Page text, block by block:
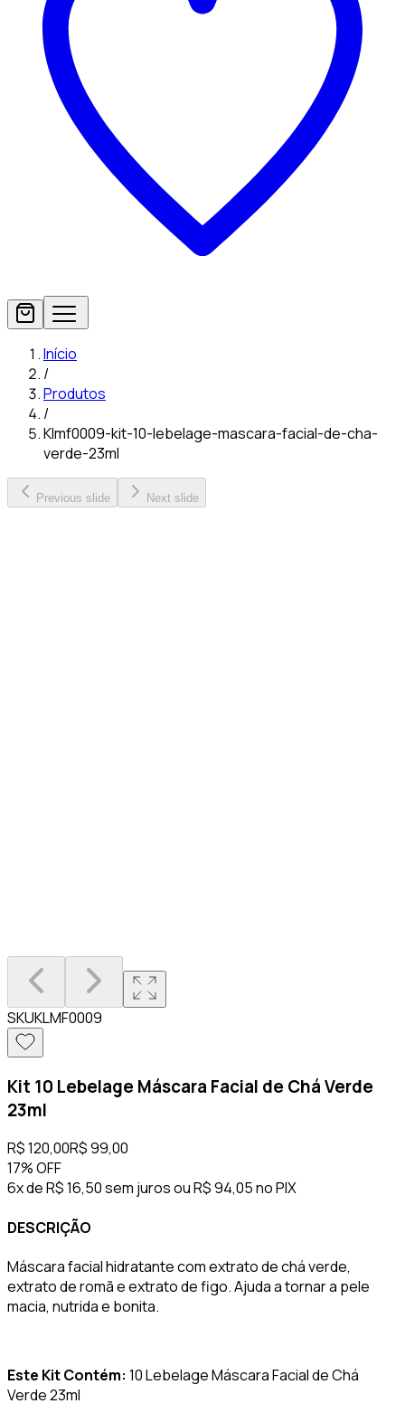
Início
/
Produtos
/
Klmf0009-kit-10-lebelage-mascara-facial-de-cha-
verde-23ml
Previous slide Next slide
SKUKLMF0009
Kit 10 Lebelage Máscara Facial de Chá Verde
23ml
R$ 120,00R$ 99,00
17%OFF
6x de R$ 16,50 sem jurosouR$ 94,05no PIX
DESCRIÇÃO
Máscara facial hidratante com extrato de chá verde,
extrato de romã e extrato de figo. Ajuda a tornar a pele
macia, nutrida e bonita.
Este Kit Contém: 10 Lebelage Máscara Facial de Chá
Verde 23ml